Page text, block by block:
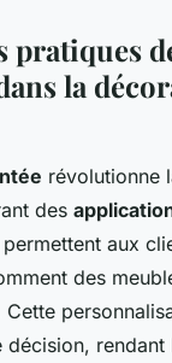
pratiques
la
révolutionne
des
aux
des
rendant